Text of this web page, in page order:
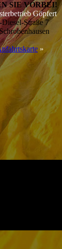
SIE VORBEI!
Göpfert
Straße 7
»